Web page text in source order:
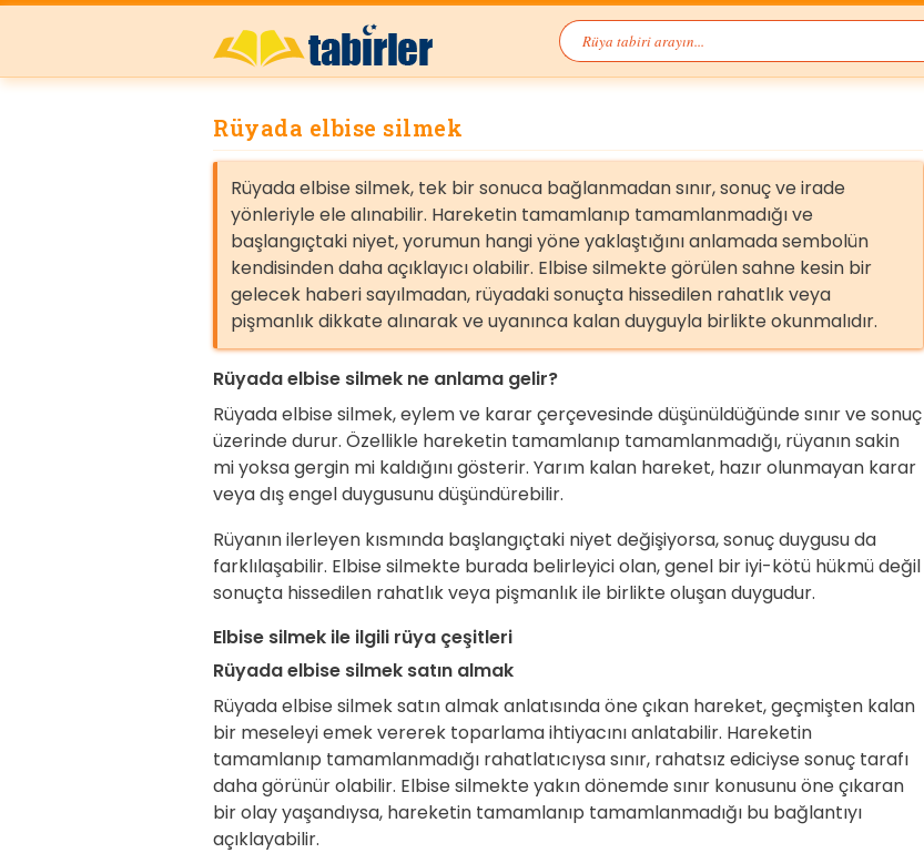
Rüyada elbise silmek
Rüyada elbise silmek, tek bir sonuca bağlanmadan sınır, sonuç ve irade
yönleriyle ele alınabilir. Hareketin tamamlanıp tamamlanmadığı ve
başlangıçtaki niyet, yorumun hangi yöne yaklaştığını anlamada sembolün
kendisinden daha açıklayıcı olabilir. Elbise silmekte görülen sahne kesin bir
gelecek haberi sayılmadan, rüyadaki sonuçta hissedilen rahatlık veya
pişmanlık dikkate alınarak ve uyanınca kalan duyguyla birlikte okunmalıdır.
Rüyada elbise silmek ne anlama gelir?
Rüyada elbise silmek, eylem ve karar çerçevesinde düşünüldüğünde sınır ve sonuç
üzerinde durur. Özellikle hareketin tamamlanıp tamamlanmadığı, rüyanın sakin
mi yoksa gergin mi kaldığını gösterir. Yarım kalan hareket, hazır olunmayan karar
veya dış engel duygusunu düşündürebilir.
Rüyanın ilerleyen kısmında başlangıçtaki niyet değişiyorsa, sonuç duygusu da
farklılaşabilir. Elbise silmekte burada belirleyici olan, genel bir iyi-kötü hükmü değil
sonuçta hissedilen rahatlık veya pişmanlık ile birlikte oluşan duygudur.
Elbise silmek ile ilgili rüya çeşitleri
Rüyada elbise silmek satın almak
Rüyada elbise silmek satın almak anlatısında öne çıkan hareket, geçmişten kalan
bir meseleyi emek vererek toparlama ihtiyacını anlatabilir. Hareketin
tamamlanıp tamamlanmadığı rahatlatıcıysa sınır, rahatsız ediciyse sonuç tarafı
daha görünür olabilir. Elbise silmekte yakın dönemde sınır konusunu öne çıkaran
bir olay yaşandıysa, hareketin tamamlanıp tamamlanmadığı bu bağlantıyı
açıklayabilir.